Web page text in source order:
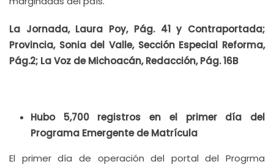
La Jornada, Laura Poy, Pág. 41 y Contraportada;
Provincia, Sonia del Valle, Sección Especial Reforma,
Pág.2; La Voz de Michoacán, Redacción, Pág. 16B
Hubo 5,700 registros en el primer día del
Programa Emergente de Matrícula
El primer día de operación del portal del Progrma